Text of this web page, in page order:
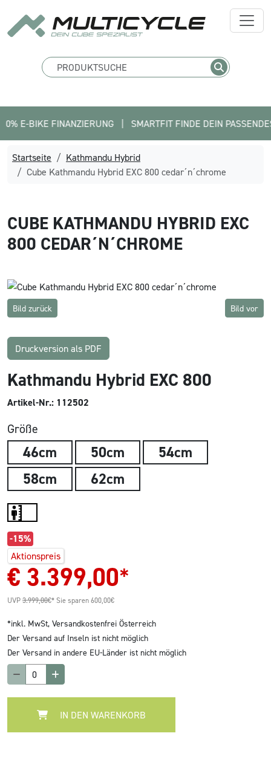
FINANZIERUNG   |   SMARTFIT FINDE DEIN PASSENDES
Startseite
Kathmandu Hybrid
Cube Kathmandu Hybrid EXC 800 cedar´n´chrome
CUBE KATHMANDU HYBRID EXC
800 CEDAR´N´CHROME
Bild zurück Bild vor
Druckversion als PDF
Kathmandu Hybrid EXC 800
Artikel-Nr.: 112502
Größe
46cm 50cm
54cm
58cm
62cm
-15%
Aktionspreis
€ 3.399,00*
UVP 3.999,00€* Sie sparen 600,00€
*inkl. MwSt, Versandkostenfrei Österreich
Der Versand auf Inseln ist nicht möglich
Der Versand in andere EU-Länder ist nicht möglich
IN DEN WARENKORB